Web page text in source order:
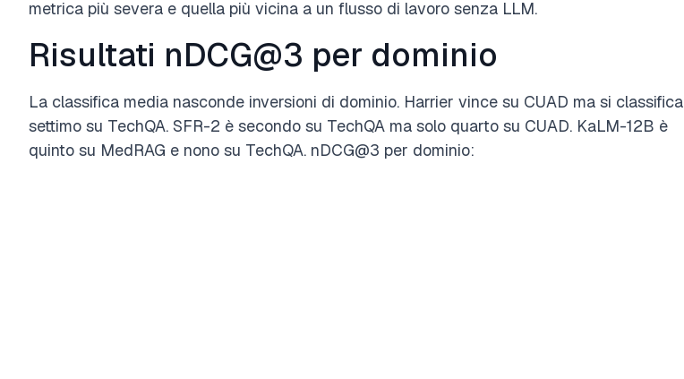
metrica più severa e quella più vicina a un flusso di lavoro senza LLM.
Risultati nDCG@3 per dominio
La classifica media nasconde inversioni di dominio. Harrier vince su CUAD ma si classifica
settimo su TechQA. SFR-2 è secondo su TechQA ma solo quarto su CUAD. KaLM-12B è
quinto su MedRAG e nono su TechQA. nDCG@3 per dominio: